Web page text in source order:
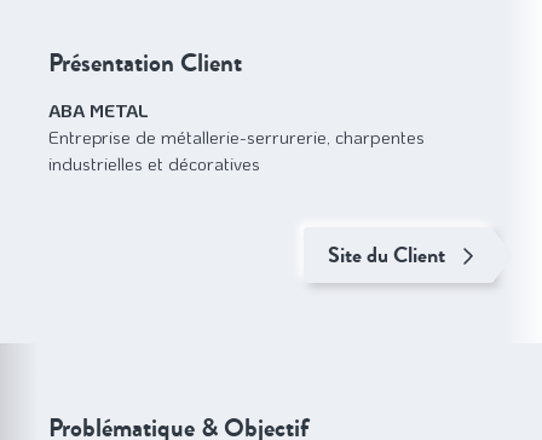
Présentation Client
ABA METAL
Entreprise de métallerie-serrurerie, charpentes
industrielles et décoratives
Site du Client
Problématique & Objectif